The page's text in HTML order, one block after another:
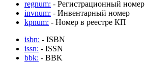
regnum: - Регистрационный номер
invnum: - Инвентарный номер
kpnum: - Номер в реестре КП
isbn: - ISBN
issn: - ISSN
bbk: - BBK